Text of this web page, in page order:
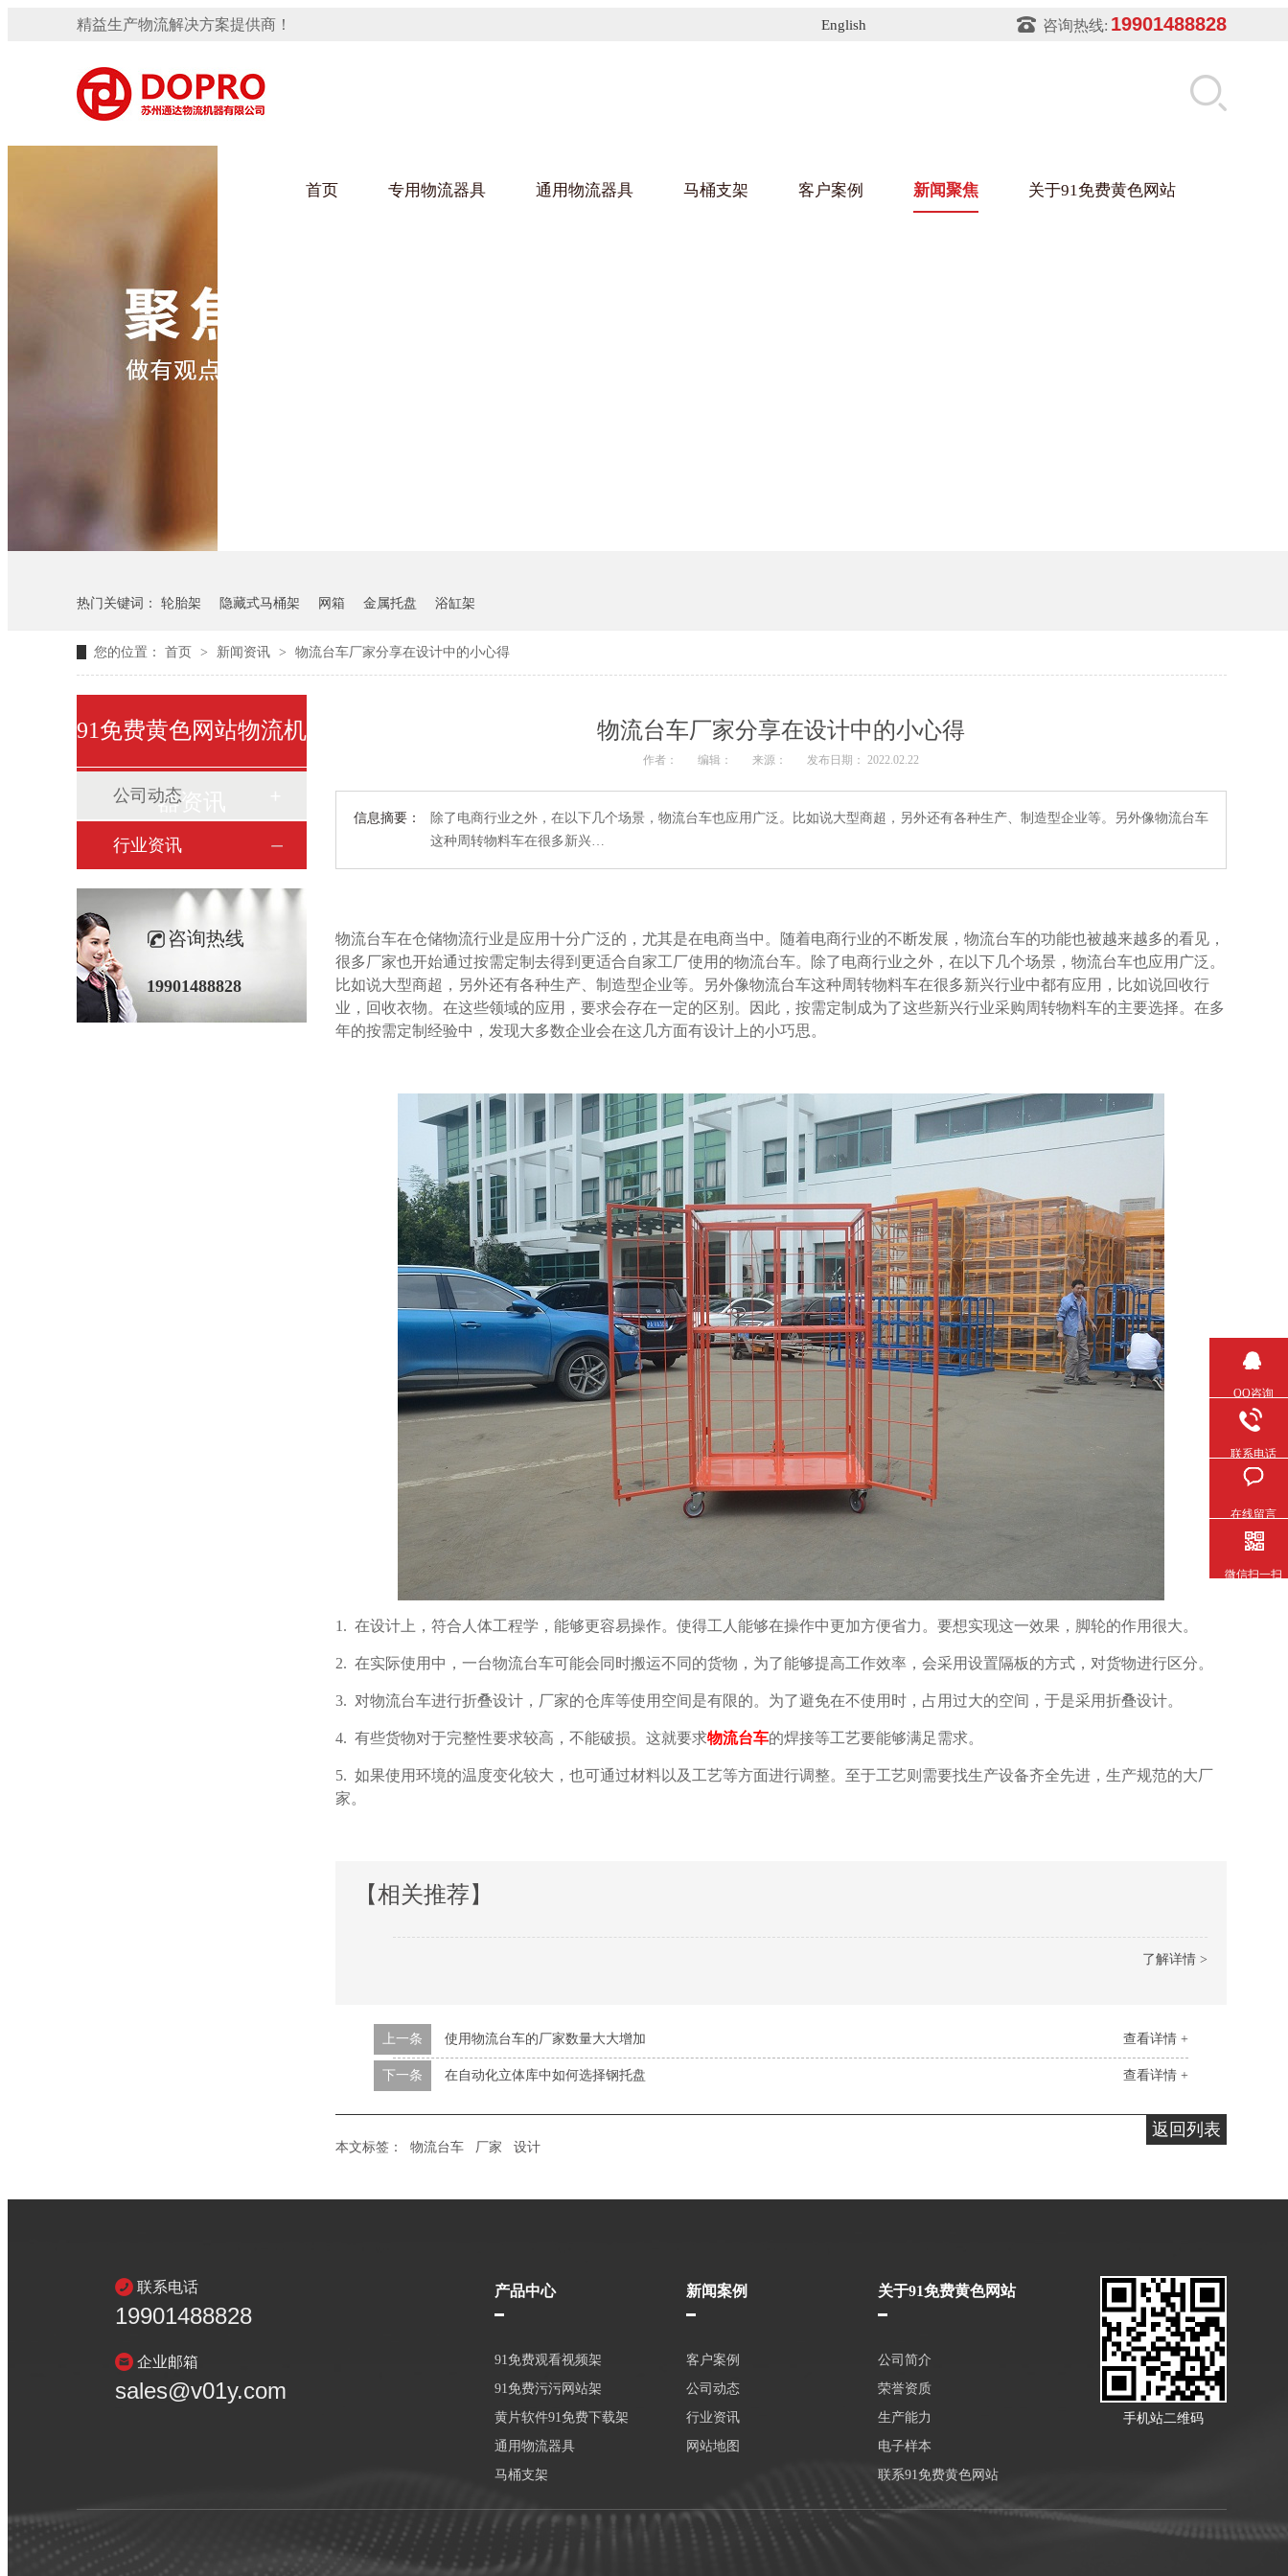
咨询热线: 19901488828
English
精益生产物流解决方案提供商！
首页 专用物流器具
91免费观看视频架
变速箱托盘
发动机料架
通用物流器具
手推车
马桶支架
隐藏式马桶水箱支架
客户案例
汽车行业
新闻聚焦 关于91免费黄色网站
热门关键词： 轮胎架 隐藏式马桶架 网箱 金属托盘 浴缸架
您的位置： 首页 > 新闻资讯 > 物流台车厂家分享在设计中的小心得
物流台车厂家分享在设计中的小心得
作者： 编辑： 来源： 发布日期： 2022.02.22
信息摘要：
除了电商行业之外，在以下几个场景，物流台车也应用广泛。比如说大型商超，另外还有各种生产、制造型企业等。另外像物流台车
这种周转物料车在很多新兴…
物流台车在仓储物流行业是应用十分广泛的，尤其是在电商当中。随着电商行业的不断发展，物流台车的功能也被越来越多的看见，
很多厂家也开始通过按需定制去得到更适合自家工厂使用的物流台车。除了电商行业之外，在以下几个场景，物流台车也应用广泛。
比如说大型商超，另外还有各种生产、制造型企业等。另外像物流台车这种周转物料车在很多新兴行业中都有应用，比如说回收行
业，回收衣物。在这些领域的应用，要求会存在一定的区别。因此，按需定制成为了这些新兴行业采购周转物料车的主要选择。在多
年的按需定制经验中，发现大多数企业会在这几方面有设计上的小巧思。
1. 在设计上，符合人体工程学，能够更容易操作。使得工人能够在操作中更加方便省力。要想实现这一效果，脚轮的作用很大。
2. 在实际使用中，一台物流台车可能会同时搬运不同的货物，为了能够提高工作效率，会采用设置隔板的方式，对货物进行区分。
3. 对物流台车进行折叠设计，厂家的仓库等使用空间是有限的。为了避免在不使用时，占用过大的空间，于是采用折叠设计。
4. 有些货物对于完整性要求较高，不能破损。这就要求物流台车的焊接等工艺要能够满足需求。
5. 如果使用环境的温度变化较大，也可通过材料以及工艺等方面进行调整。至于工艺则需要找生产设备齐全先进，生产规范的大厂
家。
【相关推荐】
了解详情 >
查看详情 +
上一条 使用物流台车的厂家数量大大增加
查看详情 +
下一条 在自动化立体库中如何选择钢托盘
返回列表
本文标签： 物流台车 厂家 设计
91免费黄色网站物流机
器资讯
公司动态
行业资讯
咨询热线
19901488828
联系电话
19901488828
企业邮箱
sales@v01y.com
产品中心
91免费观看视频架
91免费污污网站架
黄片软件91免费下载架
通用物流器具
马桶支架
新闻案例
客户案例
公司动态
行业资讯
网站地图
关于91免费黄色网站
公司简介
荣誉资质
生产能力
电子样本
联系91免费黄色网站
手机站二维码
QQ咨询
联系电话
在线留言
微信扫一扫